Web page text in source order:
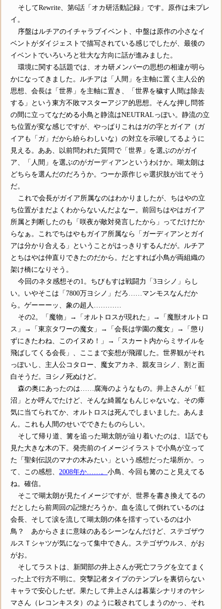
そしてRewrite、第6話「オカ研活動記録」です。原作は未プレ
イ。
序盤はルチアのイチャラブイベント、中盤は原作の小さなイ
ベントがダイジェストで描写されている感じでしたが、最後の
イベントでいろいろと壮大な方向に話が進みました。
環境に関する話題では、オカ研メンバーの思想の相違が明ら
かになってきました。ルチアは「人間」を主軸に置く主人公的
思想、会長は「世界」を主軸に置き、「世界を穢す人間は除去
する」という東方不敗マスターアジア的思想。そんな押し問答
の間に立ってなだめる小鳥と静流はNEUTRALっぽい。静流の立
ち位置が変な感じですが、やっぱりこれはガの字とガイア（ガ
イアも「ガ」だから紛らわしいな）の対立を示唆してるように
見える。ああ、以前問われた質問で「世界」を選ぶのがガイ
ア、「人間」を選ぶのがガーディアンというわけか。瑚太朗は
どちらを選んだのだろうか。つーか原作じゃ選択肢が出てそう
だ。
これで会長がガイア所属なのはわかりましたが、ちはやの立
ち位置がまだよくわからないんだよなー。前回ちはやはガイア
所属と判断したのも「咲夜が敵対発言したから」ってだけだか
らなぁ。これでちはやもガイア所属なら「ガーディアンとガイ
アは分かり合える」ということがはっきりするんだが。ルチア
とちはやは仲直りできたのだから。だとすれば小鳥が両組織の
架け橋になりそう。
今回のネタ感想その1。ちびもすは戦闘力「3ヨシノ」らし
い。いやそこは「7800万ヨシノ」だろ……マンモスなんだか
ら。ゲーーーッ、象の超人…………
その2。「魔物」→「オルトロスが現れた」→「魔獣オルトロ
ス」→「東京タワーの魔女」→「会長は学園の魔女」→「懲り
ずにきたわね、このイヌめ！」→「スカート内からミサイルを
飛ばしてくる会長」、ここまで妄想が飛躍した。世界観がそれ
っぽいし、主人公コタロー、魔女アカネ、親友ヨシノ、割と面
白そうだ。ヨシノ死ぬけど。
森の奥にあったのは……腐海のようなもの。井上さんが「虹
沼」とか呼んでたけど、そんな綺麗なもんじゃないな。その瘴
気に当てられてか、オルトロスは死んでしまいました。あんま
ん。これも人間のせいでできたものらしい。
そして帰り道、篝を追った瑚太朗が辿り着いたのは、1話でも
見た大きな木の下。発売前のイメージイラストで小鳥が立って
た「聖剣伝説のマナの木みたい」という感想だった場所か。っ
て、この感想、 2008年か……。小鳥、今回も篝のこと見えてる
ね。確信。
そこで瑚太朗が見たイメージですが、世界を書き換えてるの
だとしたら前周回の記憶だろうか。血を流して倒れているのは
会長、そして涙を流して瑚太朗の体を揺すっているのは小
鳥？ あからさまに意味のあるシーンなんだけど、ステゴザウ
ルスＴシャツが気になって集中できん。ステゴザウルス、がお
がお。
そしてラストは、新聞部の井上さんが死亡フラグを立てまく
った上で行方不明に。突撃記者タイプのテンプレを裏切らない
キャラで安心したぜ。果たして井上さんは暮葉シナリオのヤシ
マさん（レコンキスタ）のように殺されてしまうのかっ、それ